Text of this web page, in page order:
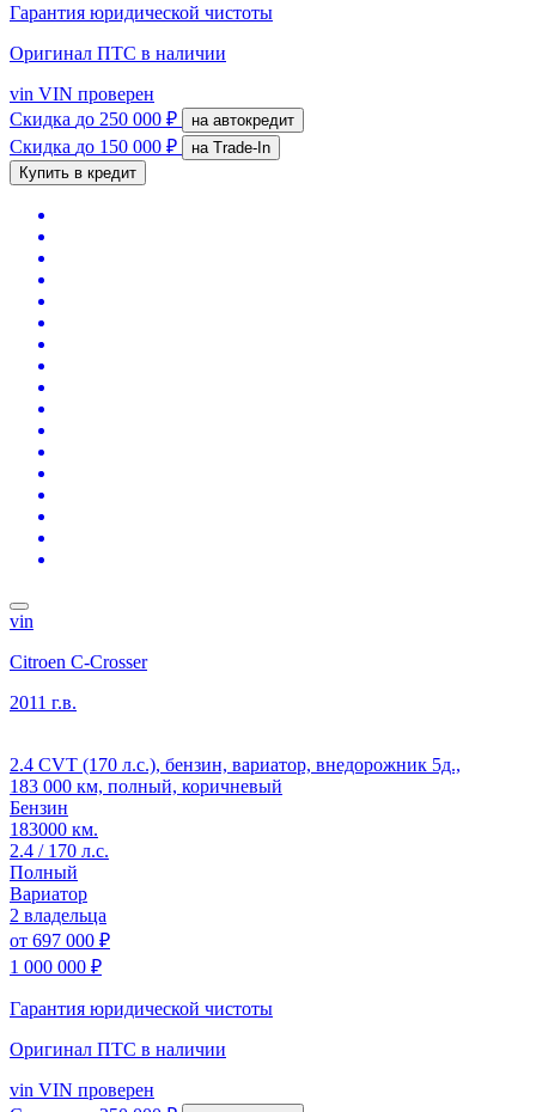
Гарантия юридической чистоты
Оригинал ПТС в наличии
vin VIN проверен
Скидка до 250 000 ₽ на автокредит
Скидка до 150 000 ₽
на Trade-In
Купить в кредит
vin
Citroen C-Crosser
2011 г.в.
2.4 CVT (170 л.с.), бензин, вариатор, внедорожник 5д.,
183 000 км, полный, коричневый
Бензин
183000 км.
2.4 / 170 л.с.
Полный
Вариатор
2 владельца
от 697 000 ₽
1 000 000 ₽
Гарантия юридической чистоты
Оригинал ПТС в наличии
vin VIN проверен